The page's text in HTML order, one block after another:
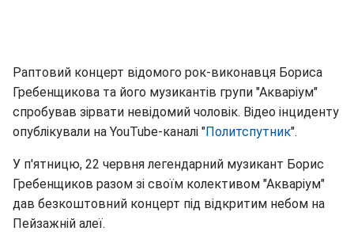
Раптовий концерт відомого рок-виконавця Бориса
Гребенщикова та його музикантів групи "Акваріум"
спробував зірвати невідомий чоловік. Відео інциденту
опублікували на YouTube-каналі "Политспутник".
У п'ятницю, 22 червня легендарний музикант Борис
Гребенщиков разом зі своїм колективом "Акваріум"
дав безкоштовний концерт під відкритим небом на
Пейзажній алеї.